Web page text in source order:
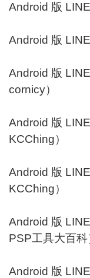
Android 版
Android 版
Android 版
cornicy）
Android 版
KCChing）
Android 版
KCChing）
Android 版
PSP工具大百科
Android 版